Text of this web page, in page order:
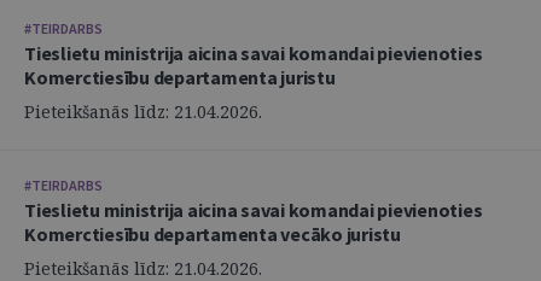
#TEIRDARBS
Tieslietu ministrija aicina savai komandai pievienoties
Komerctiesību departamenta juristu
Pieteikšanās līdz: 21.04.2026.
#TEIRDARBS
Tieslietu ministrija aicina savai komandai pievienoties
Komerctiesību departamenta vecāko juristu
Pieteikšanās līdz: 21.04.2026.